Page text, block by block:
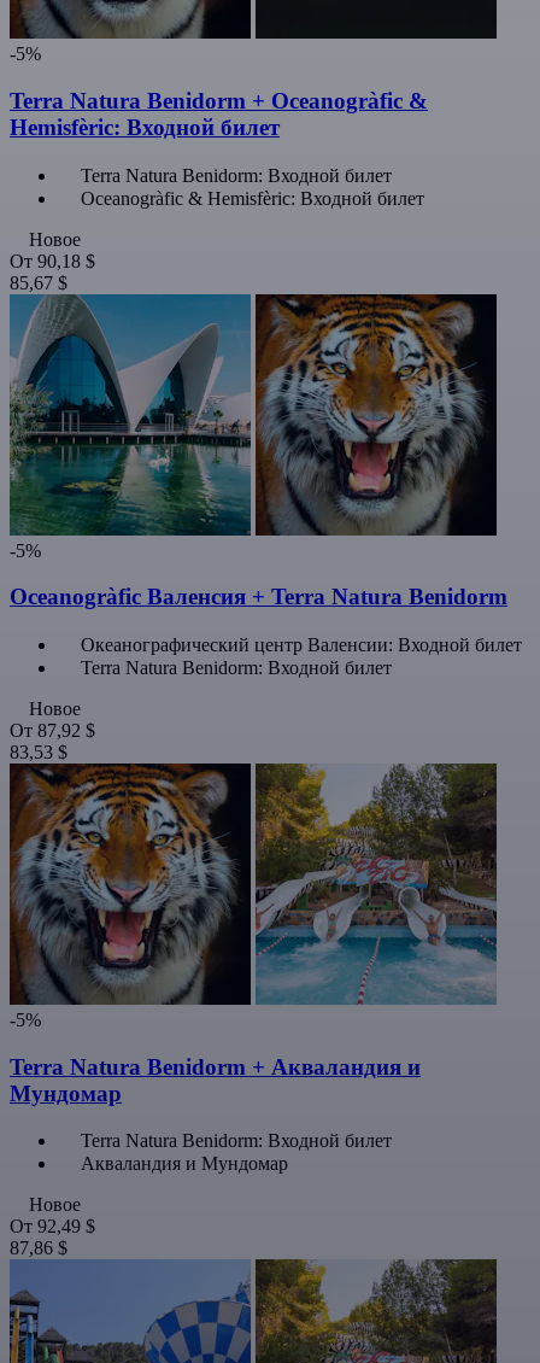
-5%
Terra Natura Benidorm + Oceanogràfic &
Hemisfèric: Входной билет
Terra Natura Benidorm: Входной билет
Oceanogràfic & Hemisfèric: Входной билет
Новое
От 90,18 $
85,67 $
-5%
Oceanogràfic Валенсия + Terra Natura Benidorm
Океанографический центр Валенсии: Входной билет
Terra Natura Benidorm: Входной билет
Новое
От 87,92 $
83,53 $
-5%
Terra Natura Benidorm + Акваландия и
Мундомар
Terra Natura Benidorm: Входной билет
Акваландия и Мундомар
Новое
От 92,49 $
87,86 $